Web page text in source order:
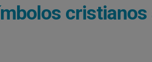
cristianos